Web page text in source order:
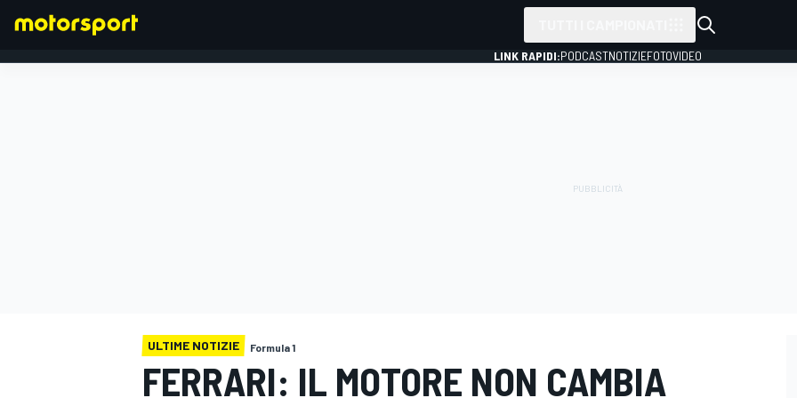
LINK RAPIDI:PODCASTNOTIZIEFOTOVIDEO
ULTIME NOTIZIE Formula 1
FERRARI: IL MOTORE NON CAMBIA